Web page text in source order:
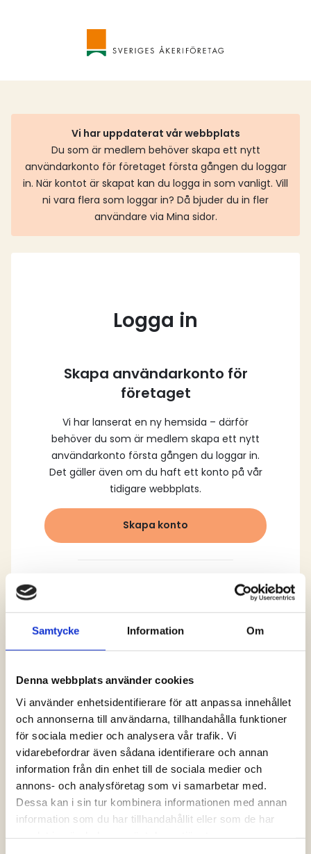
Samtycke Information Om
Denna webbplats använder cookies
Vi använder enhetsidentifierare för att anpassa innehållet
och annonserna till användarna, tillhandahålla funktioner
för sociala medier och analysera vår trafik. Vi
vidarebefordrar även sådana identifierare och annan
information från din enhet till de sociala medier och
annons- och analysföretag som vi samarbetar med.
Dessa kan i sin tur kombinera informationen med annan
information som du har tillhandahållit eller som de har
Vi har uppdaterat vår webbplats
Du som är medlem behöver skapa ett nytt
användarkonto för företaget första gången du loggar
in. När kontot är skapat kan du logga in som vanligt. Vill
ni vara flera som loggar in? Då bjuder du in fler
användare via Mina sidor.
Logga in
Skapa användarkonto för
företaget
Vi har lanserat en ny hemsida – därför
behöver du som är medlem skapa ett nytt
användarkonto första gången du loggar in.
Det gäller även om du haft ett konto på vår
tidigare webbplats.
Skapa konto
Logga in och ta del av allt som vår hemsida
har att erbjuda. Saknar du dina uppgifter?
lösenord” alternativt kontakta oss så hjälper
vi dig!
Logga in